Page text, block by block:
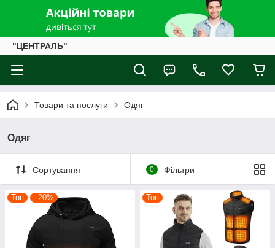
"ЦЕНТРАЛЬ"
Товари та послуги Одяг
Одяг
Сортування 0 Фільтри
Топ –20% Топ